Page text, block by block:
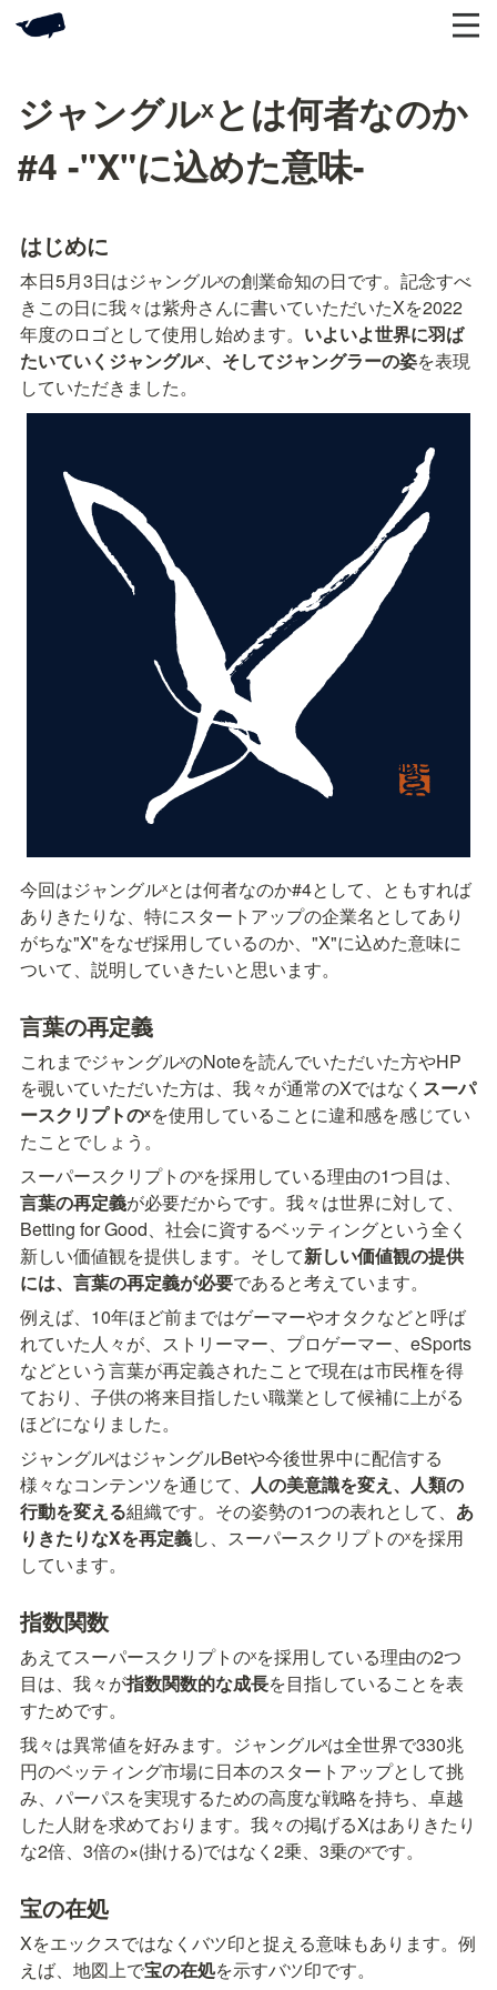
ジャングルˣとは何者なのか
#4 -"X"に込めた意味-
はじめに
本日5月3日はジャングルˣの創業命知の日です。記念すべ
きこの日に我々は紫舟さんに書いていただいたXを2022
年度のロゴとして使用し始めます。 いよいよ世界に羽ば
たいていくジャングルˣ、そしてジャングラーの姿を表現
していただきました。
今回はジャングルˣとは何者なのか#4として、ともすれば
ありきたりな、特にスタートアップの企業名としてあり
がちな"X"をなぜ採用しているのか、"X"に込めた意味に
ついて、説明していきたいと思います。
言葉の再定義
これまでジャングルˣのNoteを読んでいただいた方やHP
を覗いていただいた方は、我々が通常のXではなく スーパ
ースクリプトのˣを使用していることに違和感を感じてい
たことでしょう。
スーパースクリプトのˣを採用している理由の1つ目は、
言葉の再定義が必要だからです。我々は世界に対して、
Betting for Good、社会に資するベッティングという全く
新しい価値観を提供します。そして新しい価値観の提供
には、言葉の再定義が必要であると考えています。
例えば、10年ほど前まではゲーマーやオタクなどと呼ば
れていた人々が、ストリーマー、プロゲーマー、eSports
などという言葉が再定義されたことで現在は市民権を得
ており、子供の将来目指したい職業として候補に上がる
ほどになりました。
ジャングルˣはジャングルBetや今後世界中に配信する
様々なコンテンツを通じて、 人の美意識を変え、人類の
行動を変える組織です。その姿勢の1つの表れとして、 あ
りきたりなXを再定義し、スーパースクリプトのˣを採用
しています。
指数関数
あえてスーパースクリプトのˣを採用している理由の2つ
目は、我々が指数関数的な成長を目指していることを表
すためです。
我々は異常値を好みます。ジャングルˣは全世界で330兆
円のベッティング市場に日本のスタートアップとして挑
み、パーパスを実現するための高度な戦略を持ち、卓越
した人財を求めております。我々の掲げるXはありきたり
な2倍、3倍の×(掛ける)ではなく2乗、3乗のˣです。
宝の在処
Xをエックスではなくバツ印と捉える意味もあります。例
えば、地図上で宝の在処を示すバツ印です。